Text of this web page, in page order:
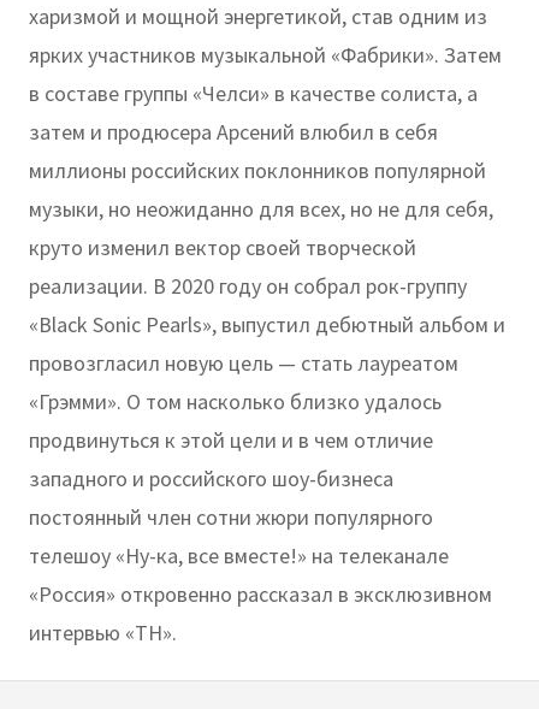
харизмой и мощной энергетикой, став одним из
ярких участников музыкальной «Фабрики». Затем
в составе группы «Челси» в качестве солиста, а
затем и продюсера Арсений влюбил в себя
миллионы российских поклонников популярной
музыки, но неожиданно для всех, но не для себя,
круто изменил вектор своей творческой
реализации. В 2020 году он собрал рок-группу
«Black Sonic Pearls», выпустил дебютный альбом и
провозгласил новую цель — стать лауреатом
«Грэмми». О том насколько близко удалось
продвинуться к этой цели и в чем отличие
западного и российского шоу-бизнеса
постоянный член сотни жюри популярного
телешоу «Ну-ка, все вместе!» на телеканале
«Россия» откровенно рассказал в эксклюзивном
интервью «ТН».